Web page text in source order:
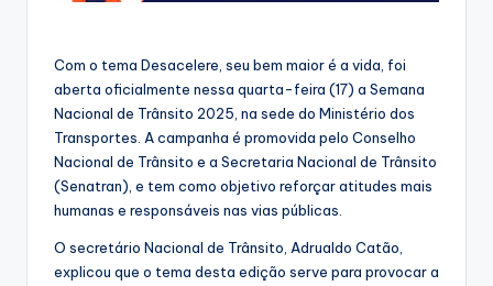
Com o tema Desacelere, seu bem maior é a vida, foi
aberta oficialmente nessa quarta-feira (17) a Semana
Nacional de Trânsito 2025, na sede do Ministério dos
Transportes. A campanha é promovida pelo Conselho
Nacional de Trânsito e a Secretaria Nacional de Trânsito
(Senatran), e tem como objetivo reforçar atitudes mais
humanas e responsáveis nas vias públicas.
O secretário Nacional de Trânsito, Adrualdo Catão,
explicou que o tema desta edição serve para provocar a